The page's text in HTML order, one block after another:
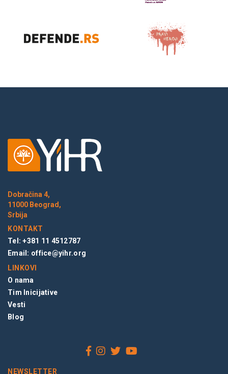
Dobračina 4,
11000 Beograd,
Srbija
KONTAKT
Tel: +381 11 4512787
Email: office@yihr.org
LINKOVI
O nama
Tim Inicijative
Vesti
Blog
NEWSLETTER